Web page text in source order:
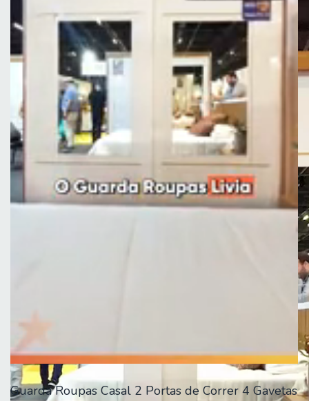
Guarda Roupas Casal 2 Portas de Correr 4 Gavetas